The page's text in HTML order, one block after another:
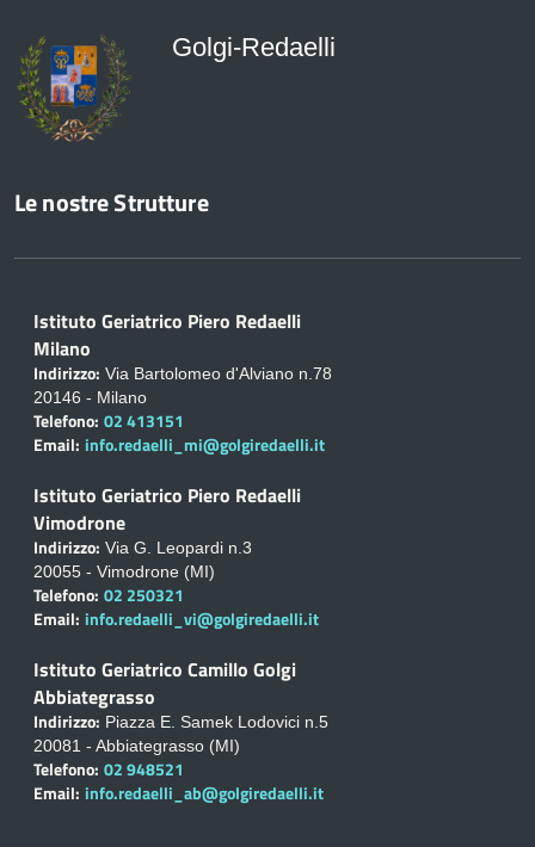
Golgi-Redaelli
Le nostre Strutture
Istituto Geriatrico Piero Redaelli
Milano
Indirizzo: Via Bartolomeo d'Alviano n.78
20146 - Milano
Telefono: 02 413151
Email: info.redaelli_mi@golgiredaelli.it
Istituto Geriatrico Piero Redaelli
Vimodrone
Indirizzo: Via G. Leopardi n.3
20055 - Vimodrone (MI)
Telefono: 02 250321
Email: info.redaelli_vi@golgiredaelli.it
Istituto Geriatrico Camillo Golgi
Abbiategrasso
Indirizzo: Piazza E. Samek Lodovici n.5
20081 - Abbiategrasso (MI)
Telefono: 02 948521
Email: info.redaelli_ab@golgiredaelli.it